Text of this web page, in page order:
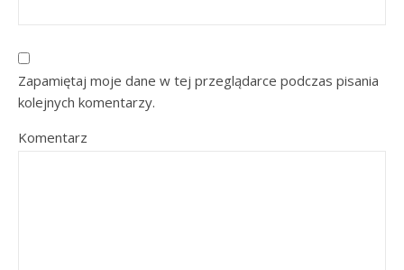
Zapamiętaj moje dane w tej przeglądarce podczas pisania
kolejnych komentarzy.
Komentarz